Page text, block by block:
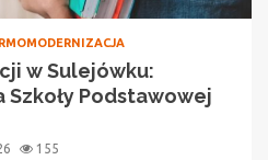
w Sulejówku:
Podstawowej
155